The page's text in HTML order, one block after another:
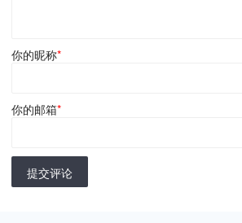
你的昵称*
你的邮箱*
提交评论